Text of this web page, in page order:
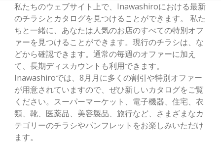
私たちのウェブサイト上で、Inawashiroにおける最新
のチラシとカタログを見つけることができます。 私た
ちと一緒に、あなたは人気のお店のすべての特別オフ
ァーを見つけることができます。現行のチラシは、な
どから確認できます。通常の毎週のオファーに加え
て、長期ディスカウントも利用できます。
Inawashiroでは、8月月に多くの割引や特別オファー
が用意されていますので、ぜひ新しいカタログをご覧
ください。スーパーマーケット、電子機器、住宅、衣
類、靴、医薬品、美容製品、旅行など、さまざまなカ
テゴリーのチラシやパンフレットをお楽しみいただけ
ます。